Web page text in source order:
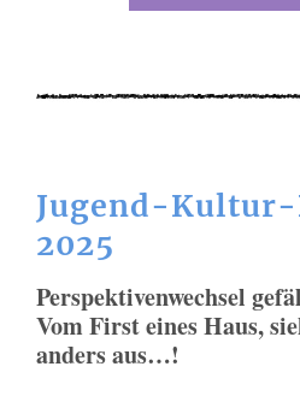
Jugend-Kultur-
2025
Perspektivenwechsel
Vom First eines Haus,
anders aus…!